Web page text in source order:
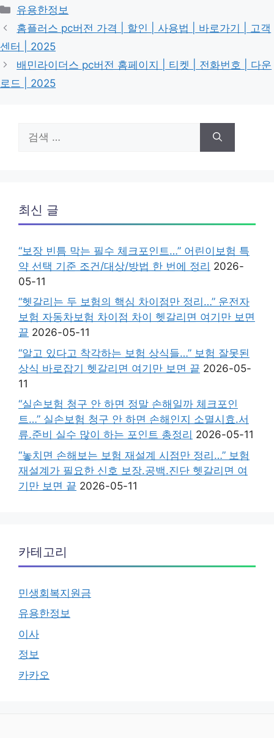
카
테
고
리
유용한정보
홈플러스 pc버전 가격 | 할인 | 사용법 | 바로가기 | 고객
센터 | 2025
배민라이더스 pc버전 홈페이지 | 티켓 | 전화번호 | 다운
로드 | 2025
색:
최신 글
“보장 빈틈 막는 필수 체크포인트…” 어린이보험 특
약 선택 기준 조건/대상/방법 한 번에 정리 2026-
05-11
“헷갈리는 두 보험의 핵심 차이점만 정리…” 운전자
보험 자동차보험 차이점 차이 헷갈리면 여기만 보면
끝 2026-05-11
“알고 있다고 착각하는 보험 상식들…” 보험 잘못된
상식 바로잡기 헷갈리면 여기만 보면 끝 2026-05-
11
“실손보험 청구 안 하면 정말 손해일까 체크포인
트…” 실손보험 청구 안 하면 손해인지 소멸시효.서
류.준비 실수 많이 하는 포인트 총정리 2026-05-11
“놓치면 손해보는 보험 재설계 시점만 정리…” 보험
재설계가 필요한 신호 보장.공백.진단 헷갈리면 여
기만 보면 끝 2026-05-11
카테고리
민생회복지원금
유용한정보
이사
정보
카카오